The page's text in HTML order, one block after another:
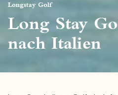
Longstay Golf
Long Stay
nach Italien